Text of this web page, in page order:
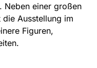
Neben einer großen
Ausstellung im
Figuren,